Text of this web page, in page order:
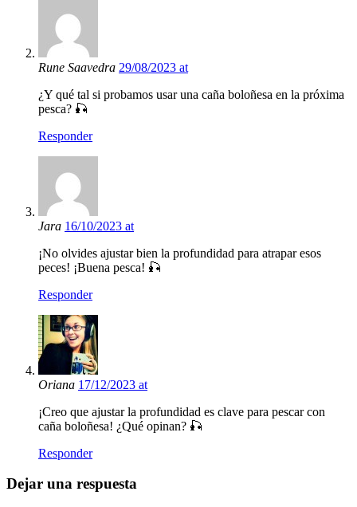
Rune Saavedra 29/08/2023 at
¿Y qué tal si probamos usar una caña boloñesa en la próxima
pesca? 🎣
Responder
Jara 16/10/2023 at
¡No olvides ajustar bien la profundidad para atrapar esos
peces! ¡Buena pesca! 🎣
Responder
Oriana 17/12/2023 at
¡Creo que ajustar la profundidad es clave para pescar con
caña boloñesa! ¿Qué opinan? 🎣
Responder
Dejar una respuesta